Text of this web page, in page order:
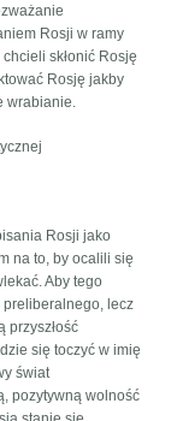
Rosji w ramy
skłonić Rosję
Rosję jakby
wrabianie.
Rosji jako
na to, by ocalili się
Aby tego
preliberalnego, lecz
przyszłość
się toczyć w imię
świat
pozytywną wolność